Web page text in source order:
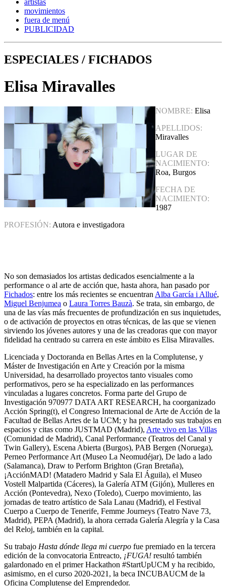
movimientos
fuera de menú
PUBLICIDAD
ESPECIALES / FICHADOS
Elisa Miravalles
NOMBRE: Elisa
APELLIDOS:
Miravalles
LUGAR DE
NACIMIENTO:
Roa, Burgos
FECHA DE
NACIMIENTO:
1987
PROFESIÓN: Autora e investigadora
No son demasiados los artistas dedicados esencialmente a la
performance o al arte de acción que, hasta ahora, han pasado por
Fichados: entre los más recientes se encuentran Alba García i Allué,
Miguel Benjumea o Laura Torres Bauzà. Se trata, sin embargo, de
una de las vías más frecuentes de profundización en sus inquietudes,
o de activación de proyectos en otras técnicas, de las que se vienen
sirviendo los jóvenes autores y una de las creadoras que con mayor
fidelidad ha centrado su carrera en este ámbito es Elisa Miravalles.
Licenciada y Doctoranda en Bellas Artes en la Complutense, y
Máster de Investigación en Arte y Creación por la misma
Universidad, ha desarrollado proyectos tanto visuales como
performativos, pero se ha especializado en las performances
vinculadas a lugares concretos. Forma parte del Grupo de
Investigación 970977 DATA ART RESEARCH, ha coorganizado
Acción Spring(t), el Congreso Internacional de Arte de Acción de la
Facultad de Bellas Artes de la UCM; y ha presentado sus trabajos en
espacios y citas como JUSTMAD (Madrid), Arte vivo en las Villas
(Comunidad de Madrid), Canal Performance (Teatros del Canal y
Twin Gallery), Escena Abierta (Burgos), PAB Bergen (Noruega),
Perneo Performance Art (Museo La Neomudéjar), De lado a lado
(Salamanca), Draw to Perform Brighton (Gran Bretaña),
¡AcciónMAD! (Matadero Madrid y Sala El Águila), el Museo
Vostell Malpartida (Cáceres), la Galería ATM (Gijón), Mulleres en
Acción (Pontevedra), Nexo (Toledo), Cuerpo movimiento, las
jornadas de teatro artístico de Sala Lanau (Madrid), el Festival
Cuerpo a Cuerpo de Tenerife, Femme Journeys (Teatro Nave 73,
Madrid), PEPA (Madrid), la ahora cerrada Galería Alegría y la Casa
del Reloj, también en la capital.
Su trabajo Hasta dónde llega mi cuerpo fue premiado en la tercera
edición de la convocatoria Entreacto, ¡FUGA! resultó también
galardonado en el primer Hackathon #StartUpUCM y ha recibido,
asimismo, en el curso 2020-2021, la beca INCUBAUCM de la
Oficina Complutense del Emprendedor.